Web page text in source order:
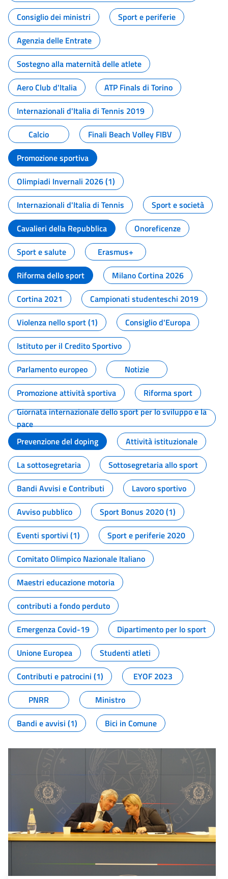
Consiglio dei ministri
Sport e periferie
Agenzia delle Entrate
Sostegno alla maternità delle atlete
Aero Club d'Italia
ATP Finals di Torino
Internazionali d'Italia di Tennis 2019
Calcio
Finali Beach Volley FIBV
Promozione sportiva
Olimpiadi Invernali 2026 (1)
Internazionali d'Italia di Tennis
Sport e società
Cavalieri della Repubblica
Onoreficenze
Sport e salute
Erasmus+
Riforma dello sport
Milano Cortina 2026
Cortina 2021
Campionati studenteschi 2019
Violenza nello sport (1)
Consiglio d'Europa
Istituto per il Credito Sportivo
Parlamento europeo
Notizie
Promozione attività sportiva
Riforma sport
Giornata internazionale dello sport per lo sviluppo e la
pace
Prevenzione del doping
Attività istituzionale
La sottosegretaria
Sottosegretaria allo sport
Bandi Avvisi e Contributi
Lavoro sportivo
Avviso pubblico
Sport Bonus 2020 (1)
Eventi sportivi (1)
Sport e periferie 2020
Comitato Olimpico Nazionale Italiano
Maestri educazione motoria
contributi a fondo perduto
Emergenza Covid-19
Dipartimento per lo sport
Unione Europea
Studenti atleti
Contributi e patrocini (1)
EYOF 2023
PNRR
Ministro
Bandi e avvisi (1)
Bici in Comune